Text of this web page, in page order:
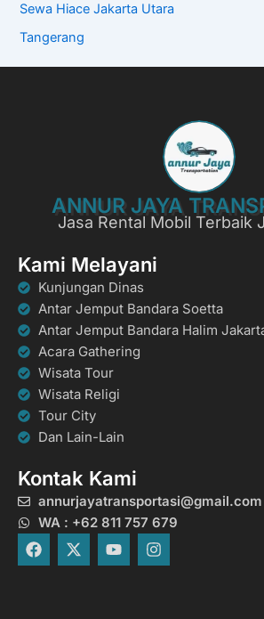
Sewa Hiace Jakarta Utara
Tangerang
ANNUR JAYA
Jasa Rental Mobil Terbaik
Kami Melayani
Kunjungan Dinas
Antar Jemput Bandara Soetta
Antar Jemput Bandara Halim
Acara Gathering
Wisata Tour
Wisata Religi
Tour City
Dan Lain-Lain
Kontak Kami
annurjayatransportasi@gmail.com
WA : +62 811 757 679
F
a
X
-
Y
o
I
n